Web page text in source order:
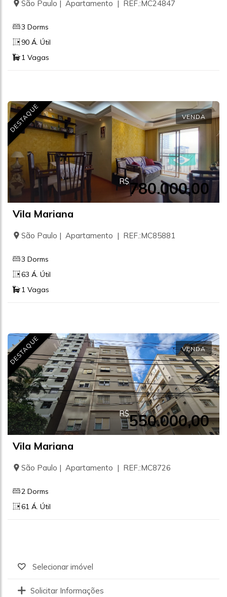
São Paulo | Apartamento | REF.:MC24847
3 Dorms
90 Á. Útil
1 Vagas
DESTAQUE VENDA
R$780.000,00
Vila Mariana
São Paulo | Apartamento | REF.:MC85881
3 Dorms
63 Á. Útil
1 Vagas
DESTAQUE VENDA
R$550.000,00
Vila Mariana
São Paulo | Apartamento | REF.:MC8726
2 Dorms
61 Á. Útil
Selecionar imóvel
Solicitar Informações